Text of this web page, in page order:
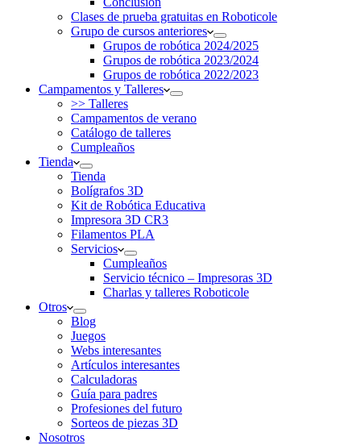
Clases de prueba gratuitas en Roboticole
Grupo de cursos anteriores
Grupos de robótica 2024/2025
Grupos de robótica 2023/2024
Grupos de robótica 2022/2023
Campamentos y Talleres
>> Talleres
Campamentos de verano
Catálogo de talleres
Cumpleaños
Tienda
Tienda
Bolígrafos 3D
Kit de Robótica Educativa
Impresora 3D CR3
Filamentos PLA
Servicios
Cumpleaños
Servicio técnico – Impresoras 3D
Charlas y talleres Roboticole
Otros
Blog
Juegos
Webs interesantes
Artículos interesantes
Calculadoras
Guía para padres
Profesiones del futuro
Sorteos de piezas 3D
Nosotros